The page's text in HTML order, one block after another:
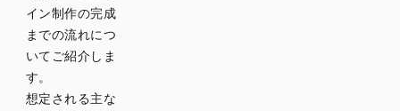
イン制作の完成
までの流れにつ
いてご紹介しま
す。
想定される主な